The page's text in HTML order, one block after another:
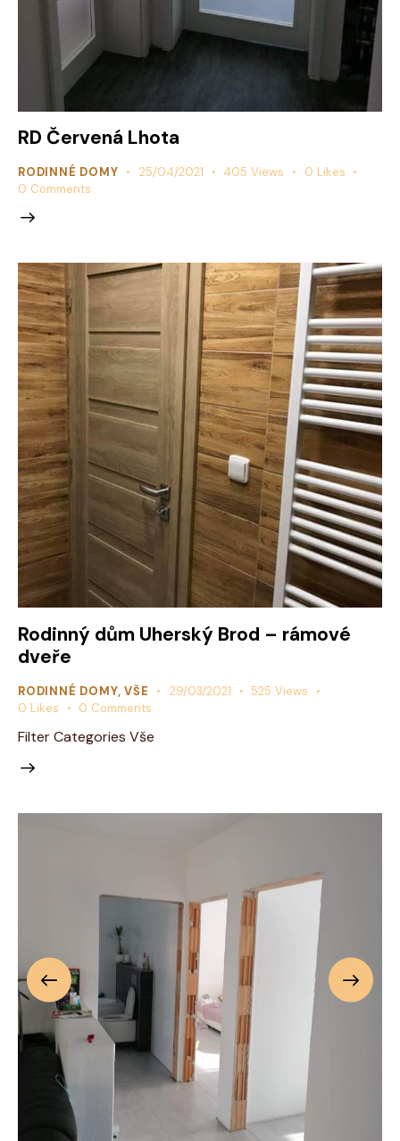
RD Červená Lhota
RODINNÉ DOMY 25/04/2021 405 Views 0 Likes
0 Comments
Rodinný dům Uherský Brod – rámové
dveře
RODINNÉ DOMY,VŠE 29/03/2021 525 Views
0 Likes 0 Comments
Filter Categories Vše